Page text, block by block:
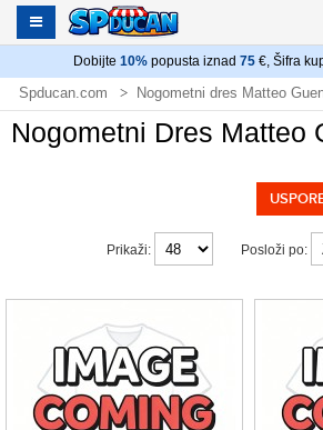
Dobijte 10% popusta iznad 75 €, Šifra
Spducan.com Nogometni dres Matteo
Nogometni Dres Matteo
Posloži po:
Prikaži: